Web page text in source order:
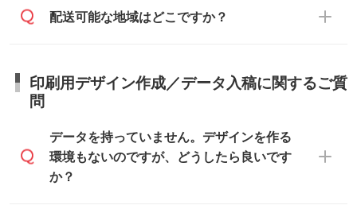
納期は商品や数量、印刷方法、ご納品場
ュール」に注文予定日をご入力いただく
と、おおよその締切日や出荷目安をご確認
いただけます。
商品在庫や印刷ラインを確保するために
短5営業日で出荷可能な商品もご用意してお
商品ページにてご確認ください
ださい。
商品によって異なります。各ページにある
います。(白箱、化粧箱、ブリスターパック
など)
います。(透明袋、デザイン袋など)
【個包装なし】 個包装がされていない状
態で納品します。
配送可能な地域はどこですか？
日本全国へお届けが可能です。なお、海外
への直接納品は行っておりませんので予め
印刷用デザイン作成／データ入稿に関するご質
問
データを持っていません。デザインを作る
環境もないのですが、どうしたら良いです
か？